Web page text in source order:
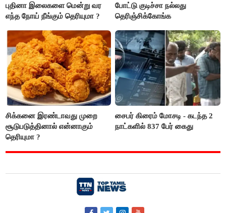
புதினா இலைகளை மென்று வர
எந்த நோய் நீங்கும் தெரியுமா ?
போட்டு குடிச்சா நல்லது
தெரிஞ்சிக்கோங்க
சிக்கனை இரண்டாவது முறை
சூடுபடுத்தினால் என்னாகும்
தெரியுமா ?
சைபர் கிரைம் மோசடி - கடந்த 2
நாட்களில் 837 பேர் கைது